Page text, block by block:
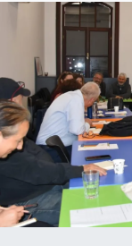
Künye
Tüm
Son Dakika
Haber Arşivi